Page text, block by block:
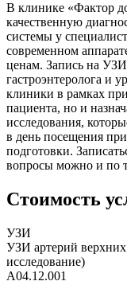
В клинике «Фактор
качественную
системы у
современном
ценам. Запись на
гастроэнтеролога и
клиники в рамках
пациента, но и
исследования,
в день посещения
подготовки.
вопросы можно и по
Стоимость
УЗИ
УЗИ артерий верхних
исследование)
A04.12.001